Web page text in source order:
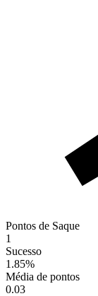
Pontos de Saque
1
Sucesso
1.85%
Média de pontos
0.03